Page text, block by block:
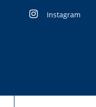
Instagram